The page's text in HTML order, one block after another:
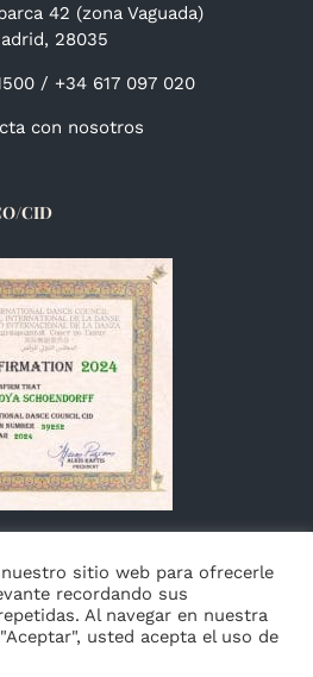
42 (zona Vaguada)
28035
/ +34 617 097 020
con nosotros
CID
sitio web para ofrecerle
recordando sus
Al navegar en nuestra
usted acepta el uso de